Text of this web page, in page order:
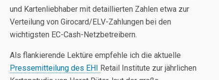
und Kartenliebhaber mit detaillierten Zahlen etwa zur
Verteilung von Girocard/ELV-Zahlungen bei den
wichtigsten EC-Cash-Netzbetreibern.
Als flankierende Lektüre empfehle ich die aktuelle
Pressemitteilung des EHI Retail Institute zur jährlichen